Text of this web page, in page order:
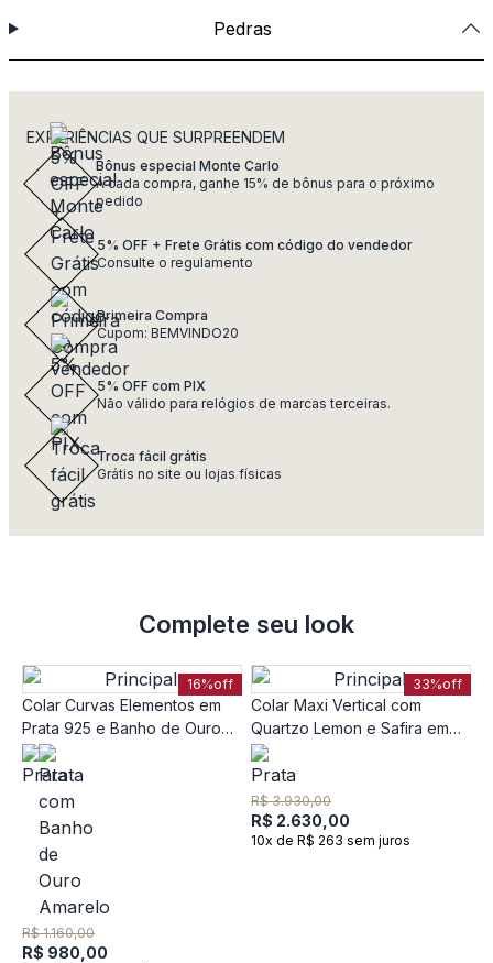
Pedras
EXPERIÊNCIAS QUE SURPREENDEM
Bônus especial Monte Carlo
A cada compra, ganhe 15% de bônus para o próximo
pedido
5% OFF + Frete Grátis com código do vendedor
Consulte o regulamento
Primeira Compra
Cupom: BEMVINDO20
5% OFF com PIX
Não válido para relógios de marcas terceiras.
Troca fácil grátis
Grátis no site ou lojas físicas
Complete seu look
16%off
Colar Curvas Elementos em
Prata 925 e Banho de Ouro
Amarelo 18K - 45cm
R$ 1.160,00
R$ 980,00
33%off
Colar Maxi Vertical com
Quartzo Lemon e Safira em
Prata 925
R$ 3.930,00
R$ 2.630,00
10x de R$ 263 sem juros